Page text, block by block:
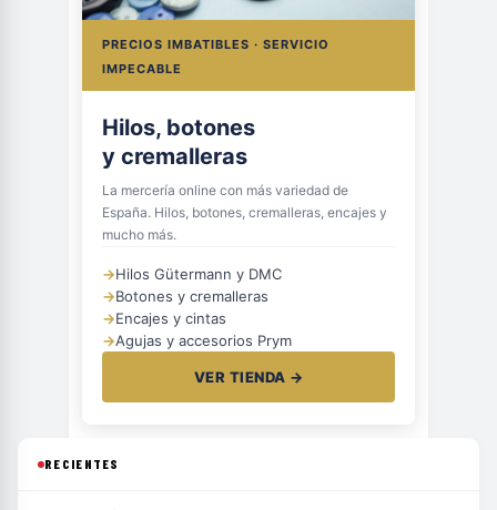
PRECIOS IMBATIBLES · SERVICIO
IMPECABLE
Hilos, botones
y cremalleras
La mercería online con más variedad de
España. Hilos, botones, cremalleras, encajes y
mucho más.
→Hilos Gütermann y DMC
→Botones y cremalleras
→Encajes y cintas
→Agujas y accesorios Prym
VER TIENDA →
RECIENTES